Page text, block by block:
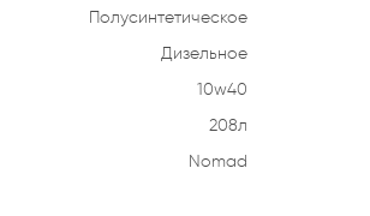
Полусинтетическое
Дизельное
10w40
208л
Nomad